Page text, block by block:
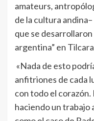
amateurs,
de la cultura
que se
argentina” en
«Nada de esto
anfitriones de cada
con todo el
haciendo un trabajo